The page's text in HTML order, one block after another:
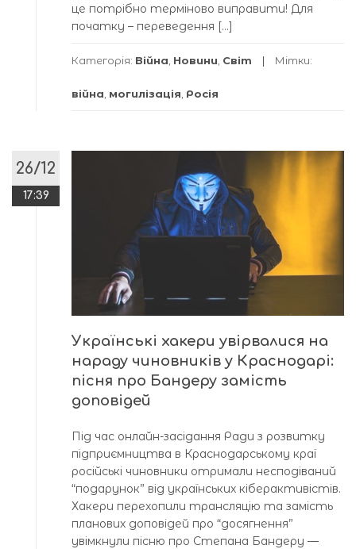
це потрібно терміново виправити! Для
початку – переведення […]
Категорія: Війна, Новини, Світ Мітки:
війна, могилізація, Росія
26/12
17:39
Українські хакери увірвалися на
нараду чиновників у Краснодарі:
пісня про Бандеру замість
доповідей
Під час онлайн-засідання Ради з розвитку
підприємництва в Краснодарському краї
російські чиновники отримали несподіваний
“подарунок” від українських кіберактивістів.
Хакери перехопили трансляцію та замість
планових доповідей про “досягнення”
увімкнули пісню про Степана Бандеру —